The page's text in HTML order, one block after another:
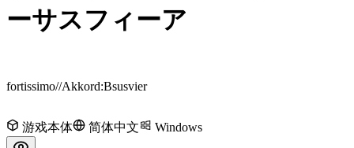
ーサスフィーア
fortissimo//Akkord:Bsusvier
游戏本体 简体中文 Windows